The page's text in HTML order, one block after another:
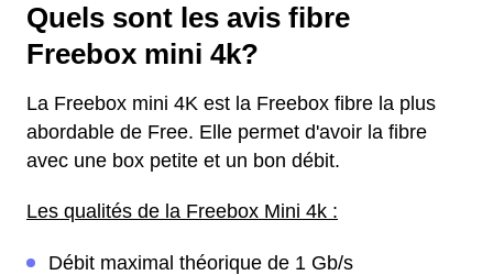
Quels sont les avis fibre
Freebox mini 4k?
La Freebox mini 4K est la Freebox fibre la plus
abordable de Free. Elle permet d'avoir la fibre
avec une box petite et un bon débit.
Les qualités de la Freebox Mini 4k :
Débit maximal théorique de 1 Gb/s